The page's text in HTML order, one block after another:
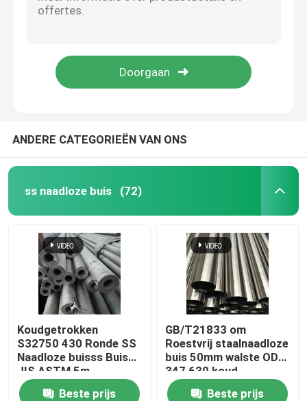
SS 304 Pijp
de plaat van het aluminiumblad
Het Blad van het roestvrij staalmetaal
Roestvrij staalstrook
Roestvrij staal om Staaf
De Bar van de roestvrij staalhoek
ANDERE CATEGORIEËN VAN ONS
ss naadloze buis (72)
Koudgetrokken
S32750 430 Ronde SS
Naadloze buisss Buis
JIS ASTM 5m
Beste prijs
GB/T21833 om
Roestvrij staalnaadloze
buis 50mm walste OD
347 630 koud
Beste prijs